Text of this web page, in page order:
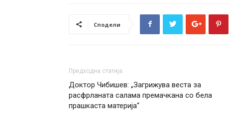
Сподели
Предходна статија
Доктор Чибишев: „Загрижува веста за
расфрланата салама премачкана со бела
прашкаста материја“